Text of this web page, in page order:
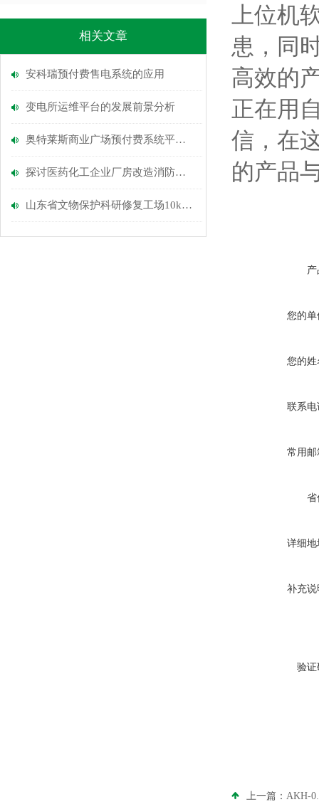
相关文章
安科瑞预付费售电系统的应用
变电所运维平台的发展前景分析
奥特莱斯商业广场预付费系统平台的设计与应用
探讨医药化工企业厂房改造消防防爆安全
山东省文物保护科研修复工场10kV配电工程电力监控系统的设计及应用
上位机
患，同
高效的
正在用
信，在
的产品
您的单
您的姓
联系电
常用邮
省
详细地
补充说
验证
上一篇： AKH-